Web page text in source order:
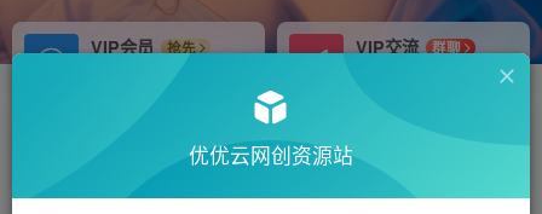
VIP会员
抢先
免费下载全站资源
VIP交流
群聊
研究探讨更多创业项目路子。
站长V：hu91275
推荐
优优云网创资源站